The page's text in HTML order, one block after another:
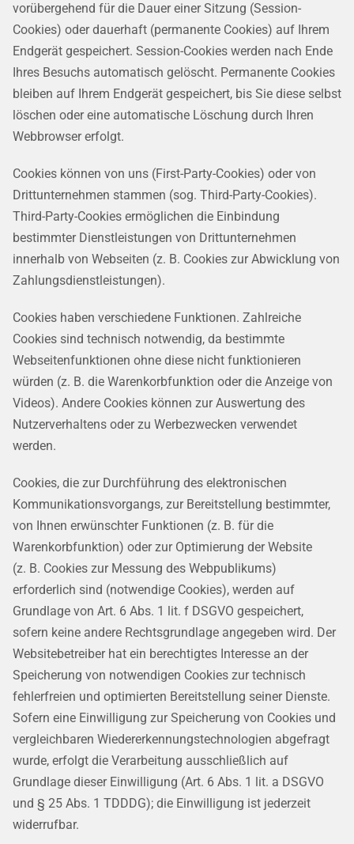
vorübergehend für die Dauer einer Sitzung (Session-
Cookies) oder dauerhaft (permanente Cookies) auf Ihrem
Endgerät gespeichert. Session-Cookies werden nach Ende
Ihres Besuchs automatisch gelöscht. Permanente Cookies
bleiben auf Ihrem Endgerät gespeichert, bis Sie diese selbst
löschen oder eine automatische Löschung durch Ihren
Webbrowser erfolgt.
Cookies können von uns (First-Party-Cookies) oder von
Drittunternehmen stammen (sog. Third-Party-Cookies).
Third-Party-Cookies ermöglichen die Einbindung
bestimmter Dienstleistungen von Drittunternehmen
innerhalb von Webseiten (z. B. Cookies zur Abwicklung von
Zahlungsdienstleistungen).
Cookies haben verschiedene Funktionen. Zahlreiche
Cookies sind technisch notwendig, da bestimmte
Webseitenfunktionen ohne diese nicht funktionieren
würden (z. B. die Warenkorbfunktion oder die Anzeige von
Videos). Andere Cookies können zur Auswertung des
Nutzerverhaltens oder zu Werbezwecken verwendet
werden.
Cookies, die zur Durchführung des elektronischen
Kommunikationsvorgangs, zur Bereitstellung bestimmter,
von Ihnen erwünschter Funktionen (z. B. für die
Warenkorbfunktion) oder zur Optimierung der Website
(z. B. Cookies zur Messung des Webpublikums)
erforderlich sind (notwendige Cookies), werden auf
Grundlage von Art. 6 Abs. 1 lit. f DSGVO gespeichert,
sofern keine andere Rechtsgrundlage angegeben wird. Der
Websitebetreiber hat ein berechtigtes Interesse an der
Speicherung von notwendigen Cookies zur technisch
fehlerfreien und optimierten Bereitstellung seiner Dienste.
Sofern eine Einwilligung zur Speicherung von Cookies und
vergleichbaren Wiedererkennungstechnologien abgefragt
wurde, erfolgt die Verarbeitung ausschließlich auf
Grundlage dieser Einwilligung (Art. 6 Abs. 1 lit. a DSGVO
und § 25 Abs. 1 TDDDG); die Einwilligung ist jederzeit
widerrufbar.